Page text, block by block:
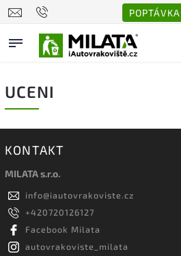
POPTÁVKA
UCENI
KONTAKT
MILATA s.r.o.
info@iautovrakoviste.cz
+420720126127
Facebook Milata
autovrakoviste_milata